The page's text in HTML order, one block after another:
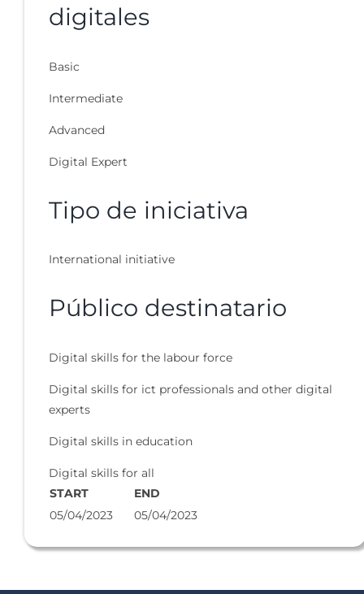
digitales
Basic
Intermediate
Advanced
Digital Expert
Tipo de iniciativa
International initiative
Público destinatario
Digital skills for the labour force
Digital skills for ict professionals and other digital
experts
Digital skills in education
Digital skills for all
START
END
05/04/2023
05/04/2023